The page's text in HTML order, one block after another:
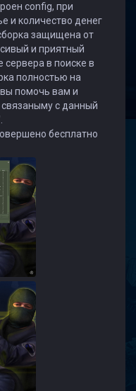
config, при
и количество денег
защищена от
и приятный
в поиске в
полностью на
помочь вам и
с данный
бесплатно